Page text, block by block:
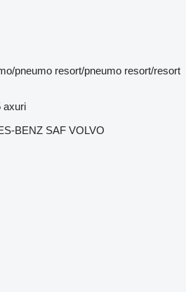
pneumo resort/pneumo resort/resort
axuri
BENZ SAF VOLVO